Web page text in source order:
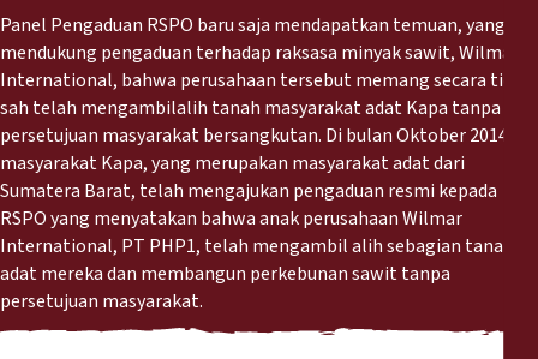
Who we are
Press Room
Support Us
Publications & Resources
Back
Publications & Resources
News
Reports
Press Releases
Panel Pengaduan RSPO baru saja mendapatkan temuan, yang
mendukung pengaduan terhadap raksasa minyak sawit, Wilmar
International, bahwa perusahaan tersebut memang secara tidak
sah telah mengambilalih tanah masyarakat adat Kapa tanpa
persetujuan masyarakat bersangkutan. Di bulan Oktober 2014,
masyarakat Kapa, yang merupakan masyarakat adat dari
Sumatera Barat, telah mengajukan pengaduan resmi kepada
RSPO yang menyatakan bahwa anak perusahaan Wilmar
International, PT PHP1, telah mengambil alih sebagian tanah
adat mereka dan membangun perkebunan sawit tanpa
persetujuan masyarakat.